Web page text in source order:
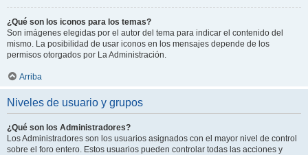
¿Qué son los iconos para los temas?
Son imágenes elegidas por el autor del tema para indicar el contenido del
mismo. La posibilidad de usar iconos en los mensajes depende de los
permisos otorgados por La Administración.
Arriba
Niveles de usuario y grupos
¿Qué son los Administradores?
Los Administradores son los usuarios asignados con el mayor nivel de control
sobre el foro entero. Estos usuarios pueden controlar todas las acciones y